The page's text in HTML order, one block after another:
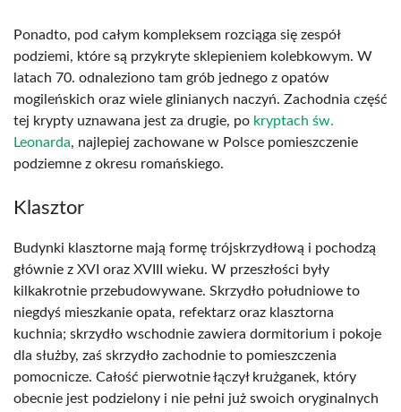
Ponadto, pod całym kompleksem rozciąga się zespół
podziemi, które są przykryte sklepieniem kolebkowym. W
latach 70. odnaleziono tam grób jednego z opatów
mogileńskich oraz wiele glinianych naczyń. Zachodnia część
tej krypty uznawana jest za drugie, po kryptach św.
Leonarda, najlepiej zachowane w Polsce pomieszczenie
podziemne z okresu romańskiego.
Klasztor
Budynki klasztorne mają formę trójskrzydłową i pochodzą
głównie z XVI oraz XVIII wieku. W przeszłości były
kilkakrotnie przebudowywane. Skrzydło południowe to
niegdyś mieszkanie opata, refektarz oraz klasztorna
kuchnia; skrzydło wschodnie zawiera dormitorium i pokoje
dla służby, zaś skrzydło zachodnie to pomieszczenia
pomocnicze. Całość pierwotnie łączył krużganek, który
obecnie jest podzielony i nie pełni już swoich oryginalnych